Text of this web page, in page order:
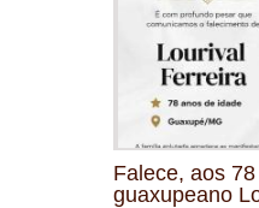
Falece, aos
guaxupeano